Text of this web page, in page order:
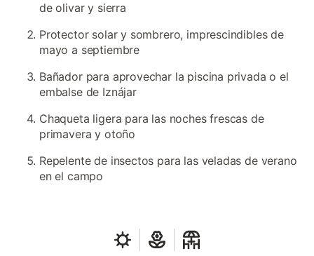
de olivar y sierra
Protector solar y sombrero, imprescindibles de
mayo a septiembre
Bañador para aprovechar la piscina privada o el
embalse de Iznájar
Chaqueta ligera para las noches frescas de
primavera y otoño
Repelente de insectos para las veladas de verano
en el campo